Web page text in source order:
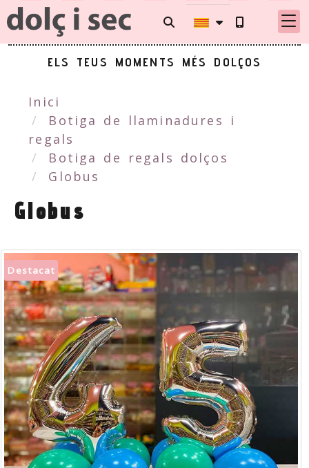
ELS TEUS MOMENTS MÉS DOLÇOS
Inici
Botiga de llaminadures i
regals
Botiga de regals dolços
Globus
Globus
Destacat